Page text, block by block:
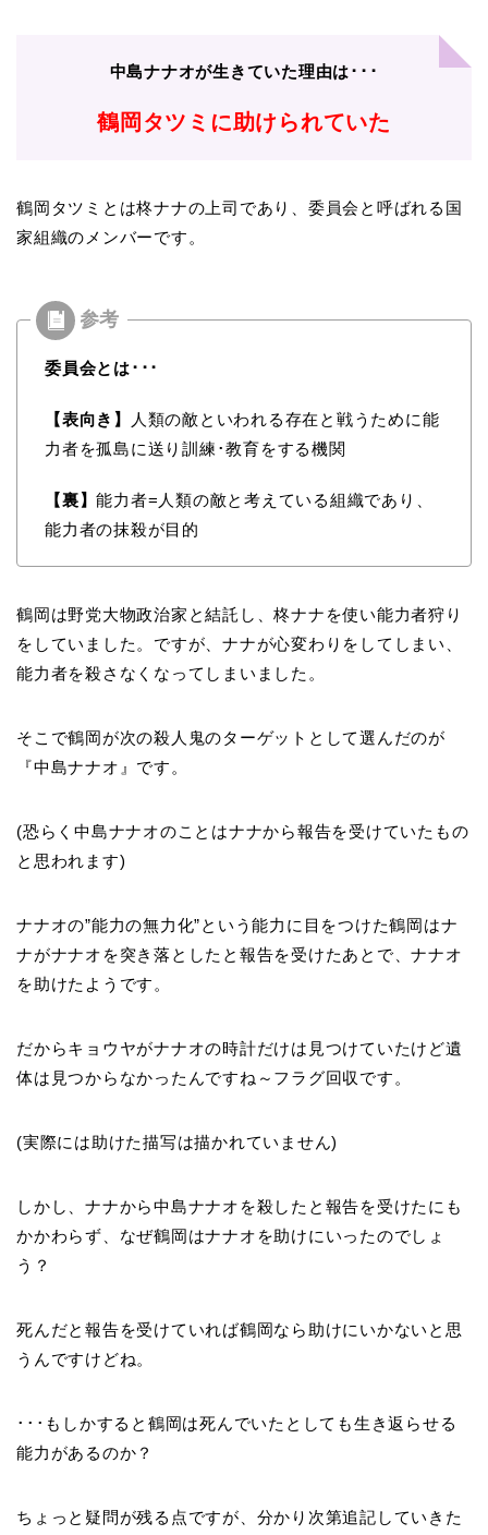
中島ナナオが生きていた理由は･･･
鶴岡タツミに助けられていた
鶴岡タツミとは柊ナナの上司であり、委員会と呼ばれる国
家組織のメンバーです。
委員会とは･･･
【表向き】
人類の敵といわれる存在と戦うために能
力者を孤島に送り訓練･教育をする機関
【裏】能力者=人類の敵と考えている組織であり、
能力者の抹殺が目的
鶴岡は野党大物政治家と結託し、柊ナナを使い能力者狩り
をしていました。ですが、ナナが心変わりをしてしまい、
能力者を殺さなくなってしまいました。
そこで鶴岡が次の殺人鬼のターゲットとして選んだのが
『中島ナナオ』です。
(恐らく中島ナナオのことはナナから報告を受けていたもの
と思われます)
ナナオの”能力の無力化”という能力に目をつけた鶴岡はナ
ナがナナオを突き落としたと報告を受けたあとで、ナナオ
を助けたようです。
だからキョウヤがナナオの時計だけは見つけていたけど遺
体は見つからなかったんですね～フラグ回収です。
(実際には助けた描写は描かれていません)
しかし、ナナから中島ナナオを殺したと報告を受けたにも
かかわらず、なぜ鶴岡はナナオを助けにいったのでしょ
う？
死んだと報告を受けていれば鶴岡なら助けにいかないと思
うんですけどね。
･･･もしかすると鶴岡は死んでいたとしても生き返らせる
能力があるのか？
ちょっと疑問が残る点ですが、分かり次第追記していきた